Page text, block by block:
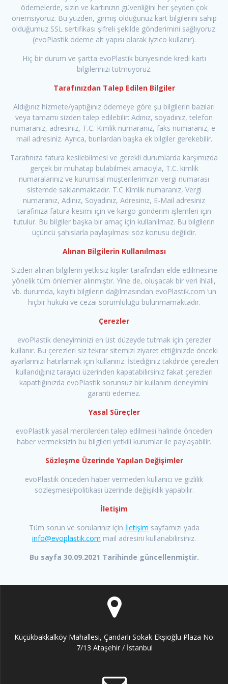
ödemelerde, sizin ve kartınızın güvenliğini her şeyden çok
önemsiyoruz. Bu yüzden, girmiş olduğunuz kart bilgilerini sahip
olduğumuz SSL sertifikası şifreli şekilde gönderimini sağlıyoruz.
(evoPlastik ödeme alt yapısı olarak iyzico kullanır).
Hiç bir durum ve şartta evoPlastik bünyesinde kredi kartı
bilgilerinizi tutmuyoruz.
Tarafınızdan Talep Edilen Bilgiler
Aldığınız hizmete/yaptığınız ödemeye göre şu bilgilerin bazıları
veya tamamı sizden talep edilebilir: Adınız, soyadınız, telefon
numaranız, adresiniz, T.C. Kimlik numaranız, faks numaranız, e-
mail adresiniz. Ayrıca, bunlardan başka ek bilgiler gerekebilir.
Tarafınıza fatura kesilebilmesi ve gerekli durumlarda karşımızda
gerçek bir muhatap bulabilmek amacıyla, T.C. kimlik
numaralarınız ve kurumsal müşterilerimizin vergi numarası
sistemde saklanmaktadır. T.C Kimlik numaranız, Vergi
numaranız, Adınız, Soyadınız, Adresiniz, E-Mail adresiniz
tarafınıza fatura kesimi için ve kargo gönderim işlemleri için
tutulur. Bu bilgiler başka bir amaç için kullanılmaz. Bu bilgilerin
üçüncü şahıslarla paylaşılması söz konusu değildir.
Alınan Bilgilerin Kullanılması
Sizden alınan bilgilerin yetkisiz kişiler tarafından elde edilmesine
yönelik tüm önlemler alınmıştır. Yine de, oluşacak bir veri ihlali,
vb. durumda, kayıtlı bilgilerin dağılmasından evoPlastik.com ‘un
hiçbir hukuki ve cezai sorumluluğu bulunmamaktadır.
Çerezler
evoPlastik deneyiminizi en üst düzeyde tutmak için çerezler
kullanır. Bu çerezleri siz tekrar sitemizi ziyaret ettiğinizde önceki
ayarlarınızı hatırlamak için kullanırız. İstediğiniz takdirde çerezleri
kullandığınız tarayıcı üzerinden kapatabilirsiniz fakat çerezleri
kapattığınızda evoPlastik sorunsuz bir kullanım deneyimini
garanti edemez.
Yasal Süreçler
evoPlastik yasal mercilerden talep edilmesi halinde önceden
haber vermeksizin bu bilgileri yetkili kurumlar ile paylaşabilir.
Sözleşme Üzerinde Yapılan Değişimler
evoPlastik önceden haber vermeden kullanıcı ve gizlilik
sözleşmesi/politikası üzerinde değişiklik yapabilir.
İletişim
Tüm sorun ve sorularınız için İletişim sayfamızı yada
info@evoplastik.com mail adresini kullanabilirsiniz.
Bu sayfa 30.09.2021 Tarihinde güncellenmiştir.
Küçükbakkalköy Mahallesi, Çandarlı Sokak Ekşioğlu Plaza No:
7/13 Ataşehir / İstanbul